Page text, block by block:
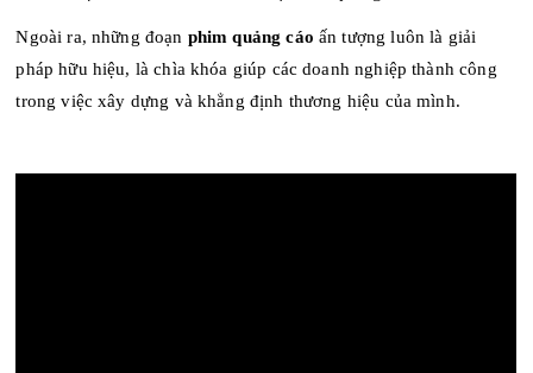
Ngoài ra, những đoạn phim quảng cáo ấn tượng luôn là giải
pháp hữu hiệu, là chìa khóa giúp các doanh nghiệp thành công
trong việc xây dựng và khẳng định thương hiệu của mình.